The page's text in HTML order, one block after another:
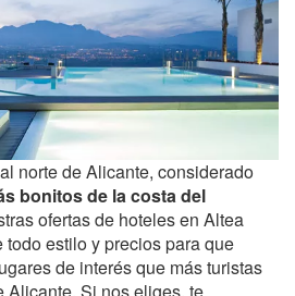
norte de Alicante, considerado
bonitos de la costa del
ofertas de hoteles en Altea
estilo y precios para que
de interés que más turistas
Alicante. Si nos eliges, te